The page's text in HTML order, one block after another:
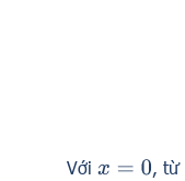
Vớix=0 , từ